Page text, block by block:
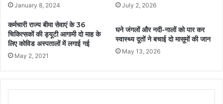
January 8, 2024 July 2, 2026
कर्मचारी राज्य बीमा सेवाएं के 36
चिकित्सकों की ड्यूटी आगामी दो माह के
लिए कोविड अस्पतालों में लगाई गई
May 2, 2021
घने जंगलों और नदी-नालों को पार कर
स्वास्थ्य दूतों ने बचाई दो मासूमों की जान
May 13, 2026